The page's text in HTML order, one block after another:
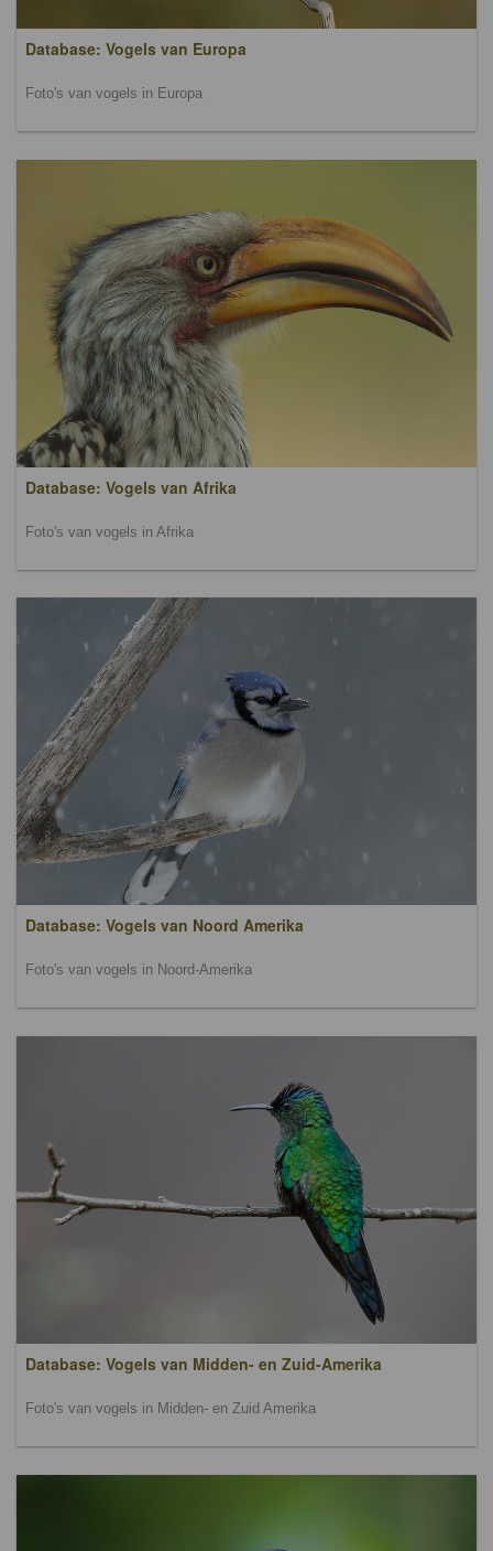
Database: Vogels van Europa
Foto's van vogels in Europa
Database: Vogels van Afrika
Foto's van vogels in Afrika
Database: Vogels van Noord Amerika
Foto's van vogels in Noord-Amerika
Database: Vogels van Midden- en Zuid-Amerika
Foto's van vogels in Midden- en Zuid Amerika